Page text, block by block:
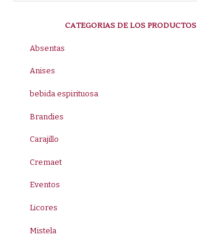
CATEGORIAS DE LOS PRODUCTOS
Absentas
Anises
bebida espirituosa
Brandies
Carajillo
Cremaet
Eventos
Licores
Mistela